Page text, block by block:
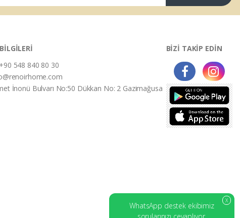
+90 548 840 80 30
İnonü Bulvarı No:50 Dükkan No: 2 Gazimağusa
BİZİ TAKİP EDİN
X
WhatsApp destek ekibimiz